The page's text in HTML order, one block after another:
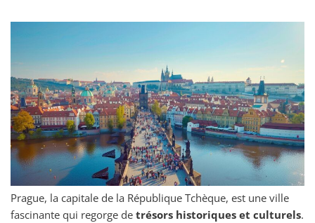
Prague, la capitale de la République Tchèque, est une ville
fascinante qui regorge de trésors historiques et culturels.